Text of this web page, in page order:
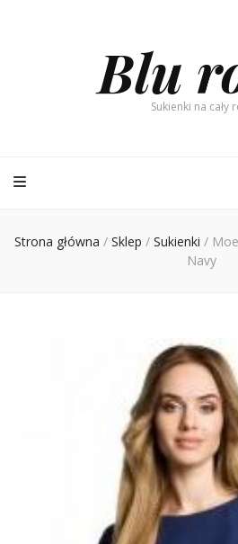
BluSukienki na cały
Strona główna / Sklep / Sukienki /
Navy